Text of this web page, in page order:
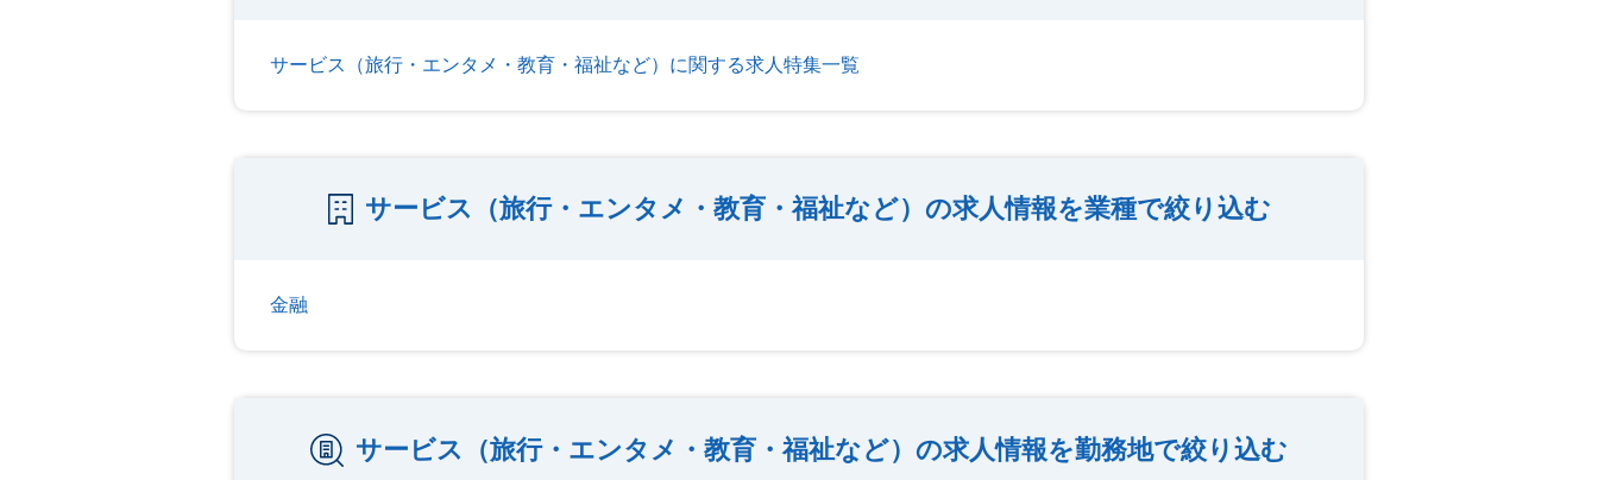
サービス（旅行・エンタメ・教育・福祉など）に関する求人特集一覧
サービス（旅行・エンタメ・教育・福祉など）の求人情報を業種で絞り込む
金融
サービス（旅行・エンタメ・教育・福祉など）の求人情報を勤務地で絞り込む